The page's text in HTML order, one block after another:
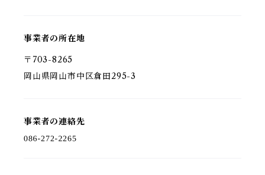
事業者の所在地
〒703-8265
岡山県岡山市中区倉田295-3
事業者の連絡先